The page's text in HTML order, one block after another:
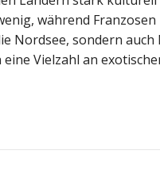
während
Nordsee, sondern
Vielzahl an